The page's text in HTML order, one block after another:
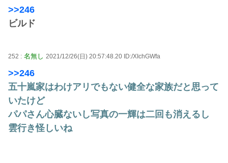
>>246
ビルド
252 : 名無し 2021/12/26(日) 20:57:48.20 ID:/XIchGWfa
>>246
五十嵐家はわけアリでもない健全な家族だと思って
いたけど
パパさん心臓ないし写真の一輝は二回も消えるし
雲行き怪しいね